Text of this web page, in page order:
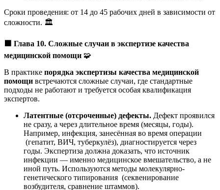
Сроки проведения: от 14 до 45 рабочих дней в зависимости от
сложности. 🏛️
Глава 10. Сложные случаи в экспертизе качества
медицинской помощи 🧩
В практике порядка экспертизы качества медицинской
помощи встречаются сложные случаи, где стандартные
подходы не работают и требуется особая квалификация
экспертов.
Латентные (отсроченные) дефекты. Дефект проявился
не сразу, а через длительное время (месяцы, годы).
Например, инфекция, занесённая во время операции
(гепатит, ВИЧ, туберкулёз), диагностируется через
годы. Экспертиза должна доказать, что источник
инфекции — именно медицинское вмешательство, а не
иной путь. Используются методы молекулярно-
генетического типирования (секвенирование
возбудителя, сравнение штаммов).